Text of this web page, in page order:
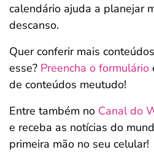
calendário ajuda a planejar
descanso.
Quer conferir mais
esse? Preencha o formulário
de conteúdos meutudo!
Entre também no Canal do
e receba as notícias do
primeira mão no seu celular!